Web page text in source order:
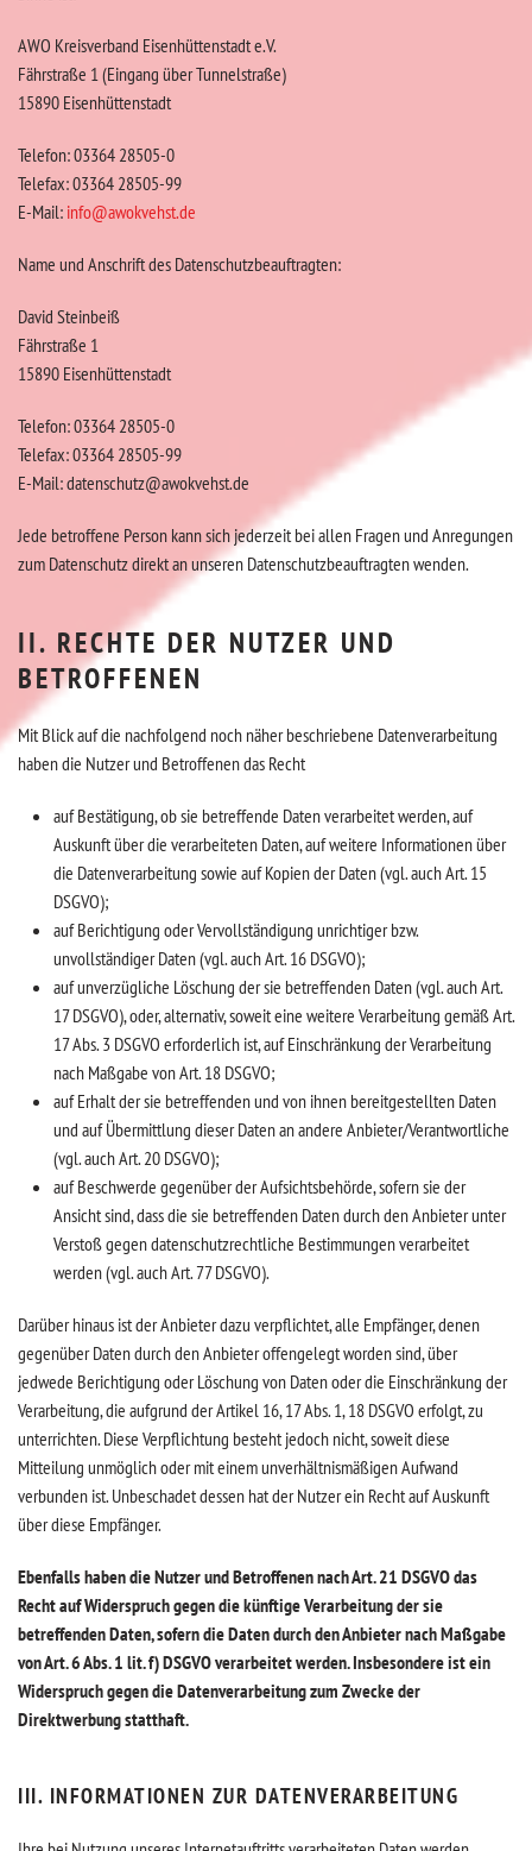
AWO Kreisverband Eisenhüttenstadt e.V.
Fährstraße 1 (Eingang über Tunnelstraße)
15890 Eisenhüttenstadt
Telefon: 03364 28505-0
Telefax: 03364 28505-99
E-Mail: info@awokvehst.de
Name und Anschrift des Datenschutzbeauftragten:
David Steinbeiß
Fährstraße 1
15890 Eisenhüttenstadt
Telefon: 03364 28505-0
Telefax: 03364 28505-99
E-Mail: datenschutz@awokvehst.de
Jede betroffene Person kann sich jederzeit bei allen Fragen und Anregungen
zum Datenschutz direkt an unseren Datenschutzbeauftragten wenden.
II. RECHTE DER NUTZER UND
BETROFFENEN
Mit Blick auf die nachfolgend noch näher beschriebene Datenverarbeitung
haben die Nutzer und Betroffenen das Recht
auf Bestätigung, ob sie betreffende Daten verarbeitet werden, auf
Auskunft über die verarbeiteten Daten, auf weitere Informationen über
die Datenverarbeitung sowie auf Kopien der Daten (vgl. auch Art. 15
DSGVO);
auf Berichtigung oder Vervollständigung unrichtiger bzw.
unvollständiger Daten (vgl. auch Art. 16 DSGVO);
auf unverzügliche Löschung der sie betreffenden Daten (vgl. auch Art.
17 DSGVO), oder, alternativ, soweit eine weitere Verarbeitung gemäß Art.
17 Abs. 3 DSGVO erforderlich ist, auf Einschränkung der Verarbeitung
nach Maßgabe von Art. 18 DSGVO;
auf Erhalt der sie betreffenden und von ihnen bereitgestellten Daten
und auf Übermittlung dieser Daten an andere Anbieter/Verantwortliche
(vgl. auch Art. 20 DSGVO);
auf Beschwerde gegenüber der Aufsichtsbehörde, sofern sie der
Ansicht sind, dass die sie betreffenden Daten durch den Anbieter unter
Verstoß gegen datenschutzrechtliche Bestimmungen verarbeitet
werden (vgl. auch Art. 77 DSGVO).
Darüber hinaus ist der Anbieter dazu verpflichtet, alle Empfänger, denen
gegenüber Daten durch den Anbieter offengelegt worden sind, über
jedwede Berichtigung oder Löschung von Daten oder die Einschränkung der
Verarbeitung, die aufgrund der Artikel 16, 17 Abs. 1, 18 DSGVO erfolgt, zu
unterrichten. Diese Verpflichtung besteht jedoch nicht, soweit diese
Mitteilung unmöglich oder mit einem unverhältnismäßigen Aufwand
verbunden ist. Unbeschadet dessen hat der Nutzer ein Recht auf Auskunft
über diese Empfänger.
Ebenfalls haben die Nutzer und Betroffenen nach Art. 21 DSGVO das
Recht auf Widerspruch gegen die künftige Verarbeitung der sie
betreffenden Daten, sofern die Daten durch den Anbieter nach Maßgabe
von Art. 6 Abs. 1 lit. f) DSGVO verarbeitet werden. Insbesondere ist ein
Widerspruch gegen die Datenverarbeitung zum Zwecke der
Direktwerbung statthaft.
III. INFORMATIONEN ZUR DATENVERARBEITUNG